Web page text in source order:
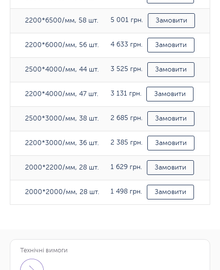
2200*6500/мм, 58 шт. 5 001 грн. Замовити
2200*6000/мм, 56 шт. 4 633 грн. Замовити
2500*4000/мм, 44 шт. 3 525 грн. Замовити
2200*4000/мм, 47 шт. 3 131 грн. Замовити
2500*3000/мм, 38 шт. 2 685 грн. Замовити
2200*3000/мм, 36 шт. 2 385 грн. Замовити
2000*2200/мм, 28 шт. 1 629 грн. Замовити
2000*2000/мм, 28 шт. 1 498 грн. Замовити
Технічні вимоги